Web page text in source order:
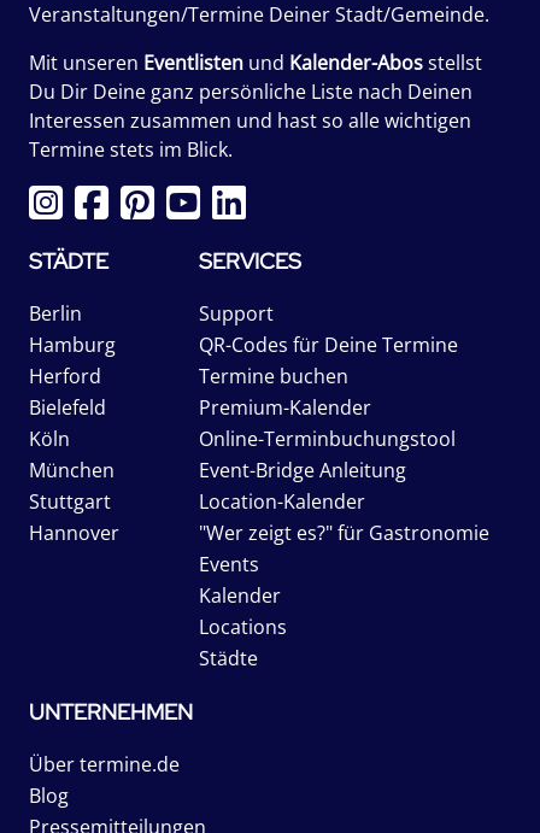
Veranstaltungen/Termine Deiner Stadt/Gemeinde.
Mit unseren Eventlisten und Kalender-Abosstellst
Du Dir Deine ganz persönliche Liste nach Deinen
Interessen zusammen und hast so alle wichtigen
Termine stets im Blick.
STÄDTE
Berlin
Hamburg
Herford
Bielefeld
Köln
München
Stuttgart
Hannover
SERVICES
Support
QR-Codes für Deine Termine
Termine buchen
Premium-Kalender
Online-Terminbuchungstool
Event-Bridge Anleitung
Location-Kalender
"Wer zeigt es?" für Gastronomie
Events
Kalender
Locations
Städte
UNTERNEHMEN
Über termine.de
Blog
Pressemitteilungen